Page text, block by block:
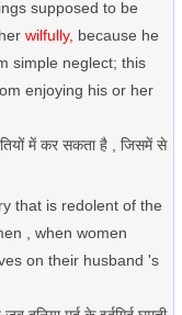
supposed to be
wilfully, because he
simple neglect; this
enjoying his or her
में कर सकता है , जिसमें से
that is redolent of the
, when women
on their husband 's